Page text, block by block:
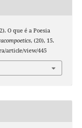
O que é a Poesia
, (20), 15.
article/view/445